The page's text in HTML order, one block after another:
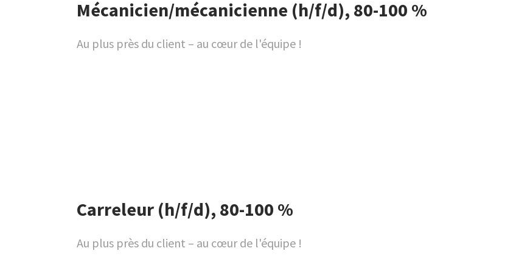
Mécanicien/mécanicienne (h/f/d), 80-100 %
Au plus près du client – au cœur de l'équipe !
Carreleur (h/f/d), 80-100 %
Au plus près du client – au cœur de l'équipe !